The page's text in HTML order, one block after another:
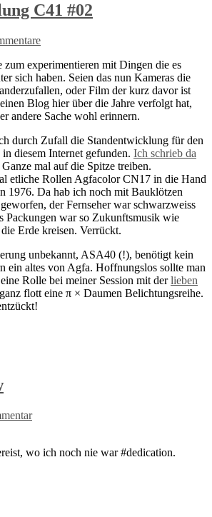
C41 #02
zum experimentieren mit Dingen die es
sich haben. Seien das nun Kameras die
oder Film der kurz davor ist
Blog hier über die Jahre verfolgt hat,
andere Sache wohl erinnern.
durch Zufall die Standentwicklung für den
diesem Internet gefunden. Ich schrieb da
mal auf die Spitze treiben.
etliche Rollen Agfacolor CN17 in die Hand
1976. Da hab ich noch mit Bauklötzen
der Fernseher war schwarzweiss
Packungen war so Zukunftsmusik wie
Erde kreisen. Verrückt.
unbekannt, ASA40 (!), benötigt kein
ein altes von Agfa. Hoffnungslos sollte man
Rolle bei meiner Session mit derlieben
flott eine π × Daumen Belichtungsreihe.
wo ich noch nie war #dedication.